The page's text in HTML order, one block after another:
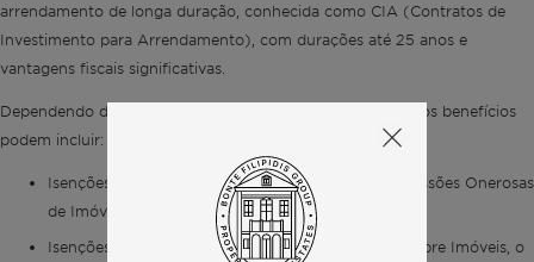
arrendamento de longa duração, conhecida como CIA (Contratos de
Investimento para Arrendamento), com durações até 25 anos e
vantagens fiscais significativas.
Dependendo da estrutura do projeto e da conformidade, os benefícios
podem incluir:
Isenções do IMT (Imposto Municipal sobre Transmissões Onerosas
de Imóveis) e do imposto de selo na aquisição
Isenções temporárias do IMI (Imposto Municipal sobre Imóveis, o